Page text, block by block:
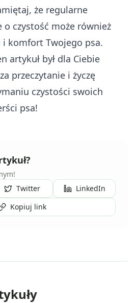
że regularne
o czystość może również
i komfort Twojego psa.
artykuł był dla Ciebie
przeczytanie i życzę
czystości swoich
psa!
Twitter
LinkedIn
Kopiuj link